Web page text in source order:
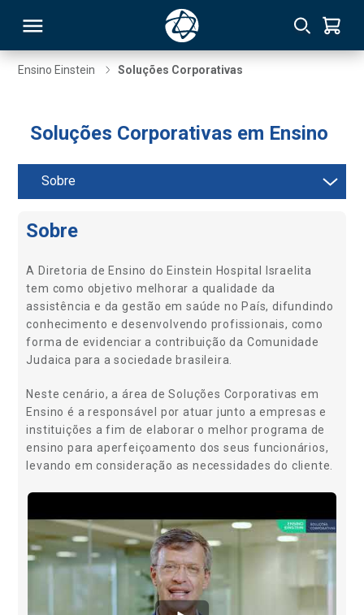
Ensino Einstein Soluções Corporativas
Soluções Corporativas em Ensino
Sobre
Sobre
A Diretoria de Ensino do Einstein Hospital Israelita
tem como objetivo melhorar a qualidade da
assistência e da gestão em saúde no País, difundindo
conhecimento e desenvolvendo profissionais, como
forma de evidenciar a contribuição da Comunidade
Judaica para a sociedade brasileira.
Neste cenário, a área de Soluções Corporativas em
Ensino é a responsável por atuar junto a empresas e
instituições a fim de elaborar o melhor programa de
ensino para aperfeiçoamento dos seus funcionários,
levando em consideração as necessidades do cliente.